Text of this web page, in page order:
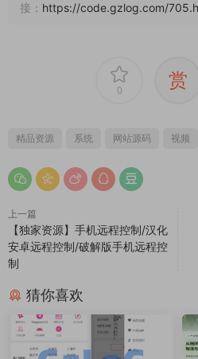
接： https://code.gzlog.com/
0 赏
精品资源 系统 网站源码 视频
上一篇
【独家资源】手机远程控制/汉化
安卓远程控制/破解版手机远程控
制
猜你喜欢